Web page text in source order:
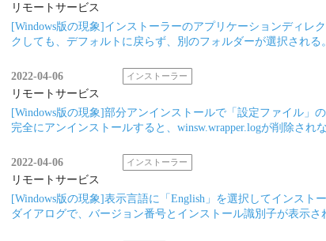
リモートサービス
[Windows版の現象]インストーラーのアプリケーションディ
クしても、デフォルトに戻らず、別のフォルダーが選択される。
2022-04-06 インストーラー
リモートサービス
[Windows版の現象]部分アンインストールで「設定ファイル」
完全にアンインストールすると、winsw.wrapper.logが削除されな
2022-04-06 インストーラー
リモートサービス
[Windows版の現象]表示言語に「English」を選択してインス
ダイアログで、バージョン番号とインストール識別子が表示さ